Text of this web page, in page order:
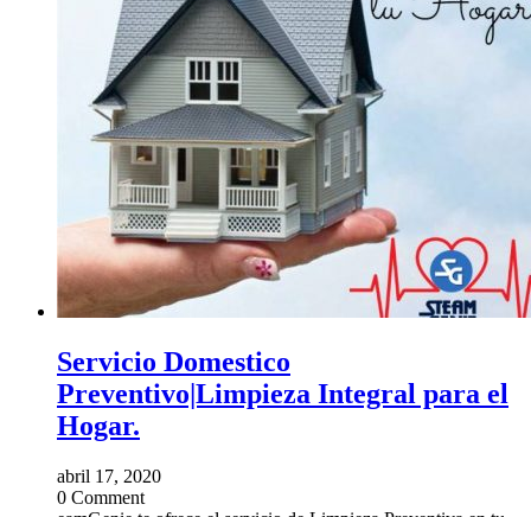
Servicio Domestico
Preventivo|Limpieza Integral para el
Hogar.
abril 17, 2020
0 Comment